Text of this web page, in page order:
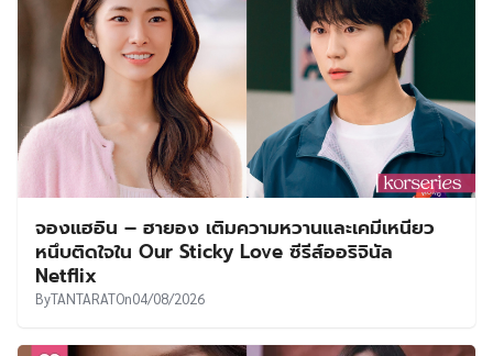
จองแฮอิน – ฮายอง เติมความหวานและเคมีเหนียว
หนึบติดใจใน Our Sticky Love ซีรีส์ออริจินัล
Netflix
ByTANTARATOn04/08/2026